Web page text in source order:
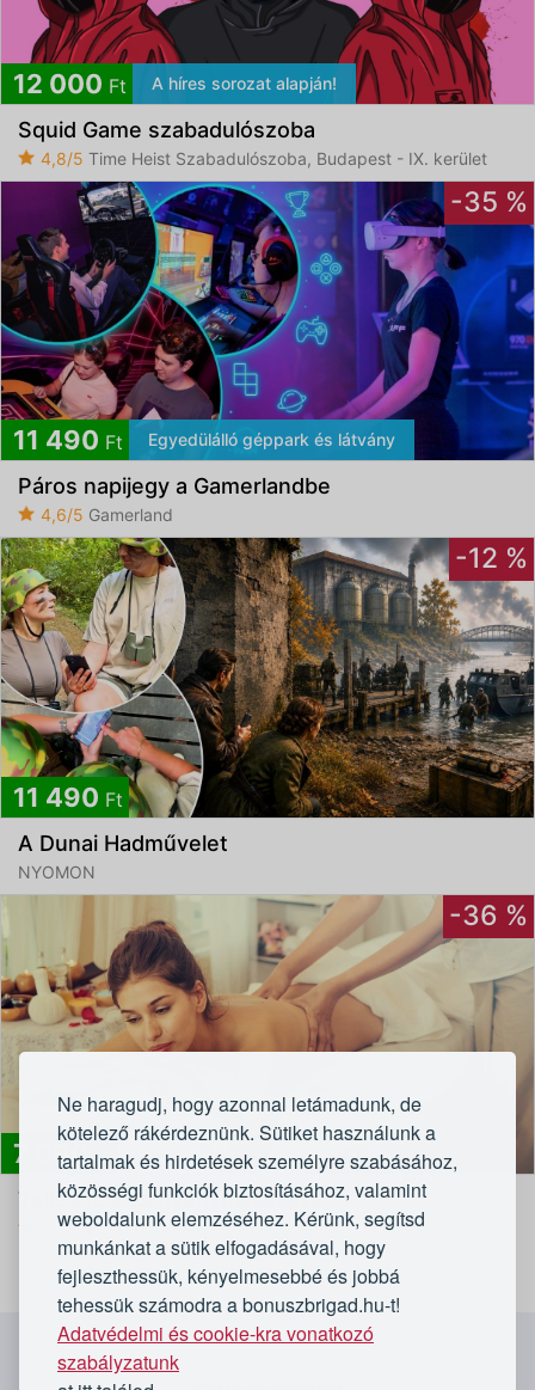
Ne haragudj, hogy azonnal letámadunk, de
kötelező rákérdeznünk. Sütiket használunk a
tartalmak és hirdetések személyre szabásához,
közösségi funkciók biztosításához, valamint
weboldalunk elemzéséhez. Kérünk, segítsd
munkánkat a sütik elfogadásával, hogy
fejleszthessük, kényelmesebbé és jobbá
tehessük számodra a bonuszbrigad.hu-t!
Adatvédelmi és cookie-kra vonatkozó
szabályzatunk
12 000 Ft A híres sorozat alapján!
Squid Game szabadulószoba
4,8/5 Time Heist Szabadulószoba, Budapest - IX. kerület
-35 %
11 490 Ft Egyedülálló géppark és látvány
Páros napijegy a Gamerlandbe
4,6/5 Gamerland
-12 %
11 490 Ft
A Dunai Hadművelet
NYOMON
-36 %
7 990Ft
Teljes testes gyógymasszázs
4,7/5Healing Massage by Fodor Judit
`